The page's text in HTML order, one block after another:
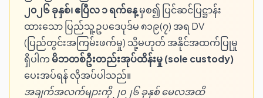
၂၀၂၆ ခုနှစ်၊ ဧပြီလ ၁ ရက်နေ့မှစ၍ ပြင်ဆင်ပြဋ္ဌာန်း
ထားသော ပြည်သူ့ဥပဒေပုဒ်မ ၈၁၉(၇) အရ DV
(ပြည်တွင်းအကြမ်းဖက်မှု) သို့မဟုတ် အနိုင်အထက်ပြုမှု
ရှိပါက မိဘတစ်ဦးတည်းအုပ်ထိန်းမှု (sole custody)
ပေးအပ်ရန် လိုအပ်ပါသည်။
အချက်အလက်များကို ၂၀၂၆ ခုနှစ် မေလအထိ